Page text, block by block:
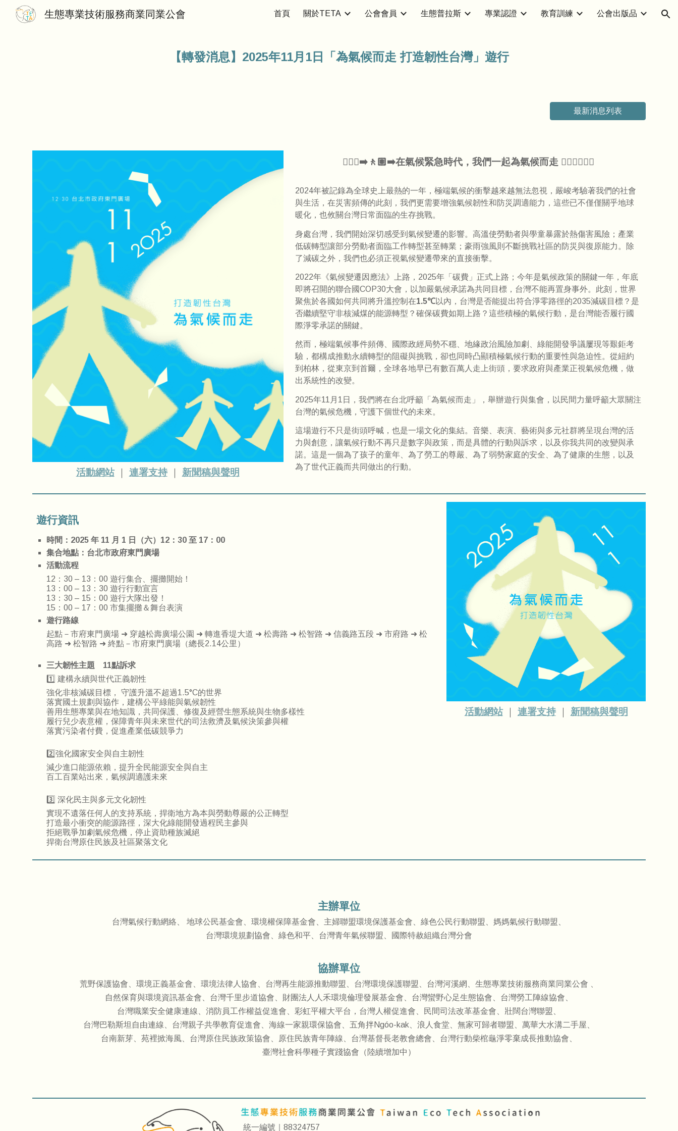
Skip to main content Skip to navigation
生態專業技術服務商業同業公會 首頁 關於TETA 公會會員 生態普拉斯 專業認證 教育訓練 公會出版品
【轉發消息】2025年11月1日 「為氣候而走 打造韌性台灣」遊行
最新消息列表
活動網站｜ 連署支持｜ 新聞稿與聲明
🚶🏽‍♀️‍➡️🚶🏽‍➡️在氣候緊急時代，我們一起為氣候而走 🚶🏻‍♂️🚶🏻‍♀️
2024年被記錄為全球史上最熱的一年，極端氣候的衝擊越來越無法忽視，嚴峻考驗著我們的社會
與生活，在災害頻傳的此刻，我們更需要增強氣候韌性和防災調適能力，這些已不僅僅關乎地球
暖化，也攸關台灣日常面臨的生存挑戰。
身處台灣，我們開始深切感受到氣候變遷的影響。高溫使勞動者與學童暴露於熱傷害風險；產業
低碳轉型讓部分勞動者面臨工作轉型甚至轉業；豪雨強風則不斷挑戰社區的防災與復原能力。除
了減碳之外，我們也必須正視氣候變遷帶來的直接衝擊。
2022年《氣候變遷因應法》上路，2025年「碳費」正式上路；今年是氣候政策的關鍵一年，年底
即將召開的聯合國COP30大會，以加嚴氣候承諾為共同目標，台灣不能再置身事外。此刻，世界
聚焦於各國如何共同將升溫控制在1.5℃以內，台灣是否能提出符合淨零路徑的2035減碳目標？是
否繼續堅守非核減煤的能源轉型？確保碳費如期上路？這些積極的氣候行動，是台灣能否履行國
際淨零承諾的關鍵。
然而，極端氣候事件頻傳、國際政經局勢不穩、地緣政治風險加劇、綠能開發爭議屢現等艱鉅考
驗，都構成推動永續轉型的阻礙與挑戰，卻也同時凸顯積極氣候行動的重要性與急迫性。從紐約
到柏林，從東京到首爾，全球各地早已有數百萬人走上街頭，要求政府與產業正視氣候危機，做
出系統性的改變。
2025年11月1日，我們將在台北呼籲「為氣候而走」，舉辦遊行與集會，以民間力量呼籲大眾關注
台灣的氣候危機，守護下個世代的未來。
這場遊行不只是街頭呼喊，也是一場文化的集結。音樂、表演、藝術與多元社群將呈現台灣的活
力與創意，讓氣候行動不再只是數字與政策，而是具體的行動與訴求，以及你我共同的改變與承
諾。這是一個為了孩子的童年、為了勞工的尊嚴、為了弱勢家庭的安全、為了健康的生態，以及
為了世代正義而共同做出的行動。
遊行資訊
時間：2025 年 11 月 1 日（六）12：30 至 17：00
集合地點：台北市政府東門廣場
活動流程
12：30 – 13：00 遊行集合、擺攤開始！
13：00 – 13：30 遊行行動宣言
13：30 – 15：00 遊行大隊出發！
15：00 – 17：00 市集擺攤＆舞台表演
遊行路線
起點－市府東門廣場 ➜ 穿越松壽廣場公園 ➜ 轉進香堤大道 ➜ 松壽路 ➜ 松智路 ➜ 信義路五段 ➜ 市府路 ➜ 松
高路 ➜ 松智路 ➜ 終點－市府東門廣場（總長2.14公里）
三大韌性主題 11點訴求
1️⃣ 建構永續與世代正義韌性
強化非核減碳目標， 守護升溫不超過1.5°C的世界
落實國土規劃與協作，建構公平綠能與氣候韌性
善用生態專業與在地知識，共同保護、修復及經營生態系統與生物多樣性
履行兒少表意權，保障青年與未來世代的司法救濟及氣候決策參與權
落實污染者付費，促進產業低碳競爭力
2️⃣強化國家安全與自主韌性
減少進口能源依賴，提升全民能源安全與自主
百工百業站出來，氣候調適護未來
3️⃣ 深化民主與多元文化韌性
實現不遺落任何人的支持系統，捍衛地方為本與勞動尊嚴的公正轉型
打造最小衝突的能源路徑，深大化綠能開發過程民主參與
拒絕戰爭加劇氣候危機，停止資助種族滅絕
捍衛台灣原住民族及社區聚落文化
活動網站 ｜ 連署支持｜ 新聞稿與聲明
主辦單位
台灣氣候行動網絡、 地球公民基金會、環境權保障基金會、主婦聯盟環境保護基金會、綠色公民行動聯盟、媽媽氣候行動聯盟、
台灣環境規劃協會、綠色和平、台灣青年氣候聯盟、國際特赦組織台灣分會
協辦單位
荒野保護協會、環境正義基金會、環境法律人協會、台灣再生能源推動聯盟、台灣環境保護聯盟、台灣河溪網、生態專業技術服務商業同業公會 、
自然保育與環境資訊基金會、台灣千里步道協會、財團法人人禾環境倫理發展基金會、台灣蠻野心足生態協會、台灣勞工陣線協會、
台灣職業安全健康連線、消防員工作權益促進會、彩虹平權大平台，台灣人權促進會、民間司法改革基金會、壯闊台灣聯盟、
台灣巴勒斯坦自由連線、台灣親子共學教育促進會、海線一家親環保協會、五角拌Ngóo-kak、浪人食堂、無家可歸者聯盟、萬華大水溝二手屋、
台南新芽、苑裡掀海風、台灣原住民族政策協會、原住民族青年陣線、台灣基督長老教會總會、台灣行動柴棺龜淨零棄成長推動協會、
臺灣社會科學種子實踐協會（陸續增加中）
統一編號｜88324757